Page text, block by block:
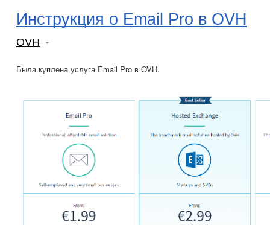
Инструкция о Email Pro в OVH
OVH
Была куплена услуга Email Pro в OVH.